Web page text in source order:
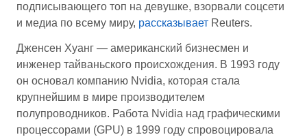
подписывающего топ на девушке, взорвали соцсети
и медиа по всему миру, рассказывает Reuters.
Дженсен Хуанг — американский бизнесмен и
инженер тайваньского происхождения. В 1993 году
он основал компанию Nvidia, которая стала
крупнейшим в мире производителем
полупроводников. Работа Nvidia над графическими
процессорами (GPU) в 1999 году спровоцировала